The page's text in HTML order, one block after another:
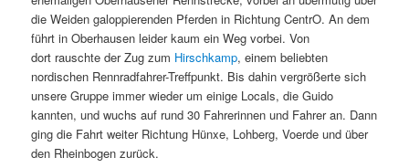
die Weiden galoppierenden Pferden in Richtung CentrO. An dem
führt in Oberhausen leider kaum ein Weg vorbei. Von
dort rauschte der Zug zum Hirschkamp, einem beliebten
nordischen Rennradfahrer-Treffpunkt. Bis dahin vergrößerte sich
unsere Gruppe immer wieder um einige Locals, die Guido
kannten, und wuchs auf rund 30 Fahrerinnen und Fahrer an. Dann
ging die Fahrt weiter Richtung Hünxe, Lohberg, Voerde und über
den Rheinbogen zurück.